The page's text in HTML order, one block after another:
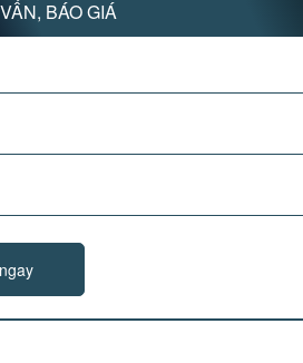
BÁO GIÁ